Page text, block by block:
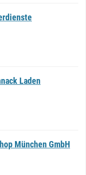
Laden
München GmbH